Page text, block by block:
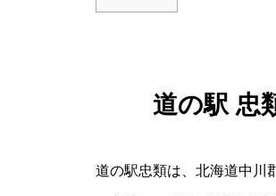
道の駅 忠
道の駅忠類は、北海道中川